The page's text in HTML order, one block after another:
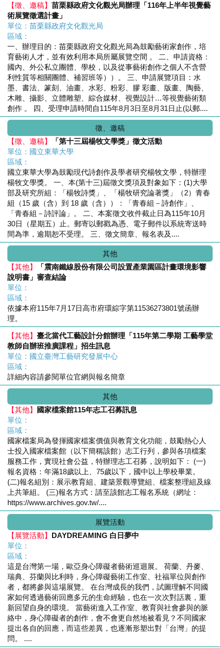
【徵、邀稿】 苗栗縣政府文化觀光局辦理「116年上半年視覺藝
術展覽徵選計畫」
單位：苗栗縣政府文化觀光局
區域：
一、辦理目的：苗栗縣政府文化觀光局為鼓勵藝術家創作，培
育藝術人才，並有效利用本局所屬展覽空間 。 二、申請資格：
國內、外公私立團體、學校，以及從事藝術創作之個人不含營
利性質等相關團體、補習班等））。 三、申請展覽項目：水
墨、書法、篆刻、油畫、水彩、粉彩、膠 彩畫、版畫、陶藝、
木雕、攝影、立體雕塑、綜合媒材、視覺設計…等視覺藝術類
創作 。 四、受理申請時間自115年8月3日至8月31日止(以郵....
徵、邀稿
【徵、邀稿】
「第十三屆楊牧文學獎」徵文活動
單位：國立東華大學
區域：
國立東華大學為鼓勵現代詩創作及學者研究楊牧文學，特辦理
楊牧文學獎。 一、本(第十三)屆徵文獎項及對象如下：(1)大學
部及研究所組：「楊牧詩獎」、「楊牧研究論著獎」（2）青春
組（15 歲（含）到 18 歲（含））：「青春組－詩創作」、
「青春組－詩評論」。 二、本案徵文收件截止日為115年10月
30日（星期五）止。郵寄以郵戳為憑、電子郵件以系統寄送時
間為準，逾期恕不受理。 三、徵文簡章、報名表及....
其他
【其他】
「震南鐵線股份有限公司設置產業園區計畫環境影響
說明書」審查結論
單位：
區域：
依據本府115年7月17日高市府環綜字第11536273801號函辦
理。
【其他】 臺北當代工藝設計分館辦理「115年第二學期 工藝學堂
教師自辦班推廣課程」招生訊息
單位：國立臺灣工藝研究發展中心
區域：
詳細內容請參閱單位官網與報名簡章
其他
【其他】
國家檔案館115年志工召募訊息
單位：
區域：
國家檔案局為發揮國家檔案價值與教育文化功能，鼓勵熱心人
士投入國家檔案館（以下簡稱該館）志工行列，參與各項檔案
服務工作，實現社會公益，特辦理志工召募，說明如下： (一)
報名資格：年滿18歲以上、75歲以下，國中以上學校畢業。
(二)報名組別：展示教育組、建築景觀導覽組、檔案整理組及線
上共筆組。 (三)報名方式：請至該館志工報名系統（網址：
https://www.archives.gov.tw/....
展覽活動
【展覽活動】 DAYDREAMING 白日夢中
單位：
區域：
這是台灣第一場，歐亞身心障礙者藝術巡迴展。 荷蘭、丹麥、
瑞典、芬蘭與比利時，身心障礙藝術工作室、社福單位與創作
者，都將參與這場展覽。 在台灣成長的我們，試圖理解不同國
家如何透過藝術回應多元的生命經驗，也在一次次對話裏，重
新回望自身的環境。 當藝術進入工作室、教育與社會參與的脈
絡中，身心障礙者的創作，會不會更自然地被看見？不同國家
提出各自的回應，而這些差異，也逐漸形塑出對「台灣」的提
問。 ....